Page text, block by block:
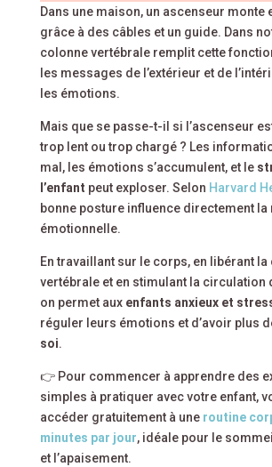
Dans une maison, un ascenseur monte
grâce à des câbles et un guide. Dans
colonne vertébrale remplit cette
les messages de l’extérieur et de
les émotions.
Mais que se passe-t-il si l’ascenseur
trop lent ou trop chargé ? Les
mal, les émotions s’accumulent, et le
l’enfant peut exploser. Selon Harvard
bonne posture influence directement la
émotionnelle.
En travaillant sur le corps, en libérant
vertébrale et en stimulant la circulation
on permet aux enfants anxieux et
réguler leurs émotions et d’avoir plus
soi.
👉 Pour commencer à apprendre des
simples à pratiquer avec votre enfant,
accéder gratuitement à une routine
minutes par jour, idéale pour le
et l’apaisement.